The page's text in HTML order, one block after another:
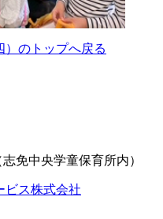
）のトップへ戻る
免中央学童保育所内）
ビス株式会社